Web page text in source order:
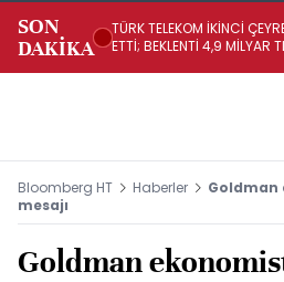
SON
DAKİKA
TÜRK TELEKOM İKİNCİ
ETTİ; BEKLENTİ 4,9 MİLYAR
Bloomberg HT Haberler
Goldman
mesajı
Goldman